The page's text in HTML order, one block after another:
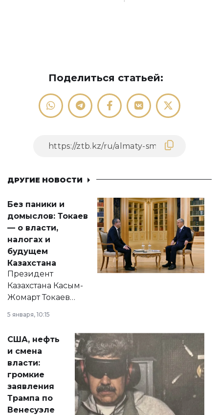
Поделиться статьей:
ДРУГИЕ НОВОСТИ
Без паники и
домыслов: Токаев
— о власти,
налогах и
будущем
Казахстана
Президент
Казахстана Касым-
Жомарт Токаев
сразу несколько
актуальных тем —
от слухов о
политических
реформах до
вопросов армии,
экономики и
личного здоровья.
5 января, 10:15
США, нефть
и смена
власти:
громкие
заявления
Трампа по
Венесуэле